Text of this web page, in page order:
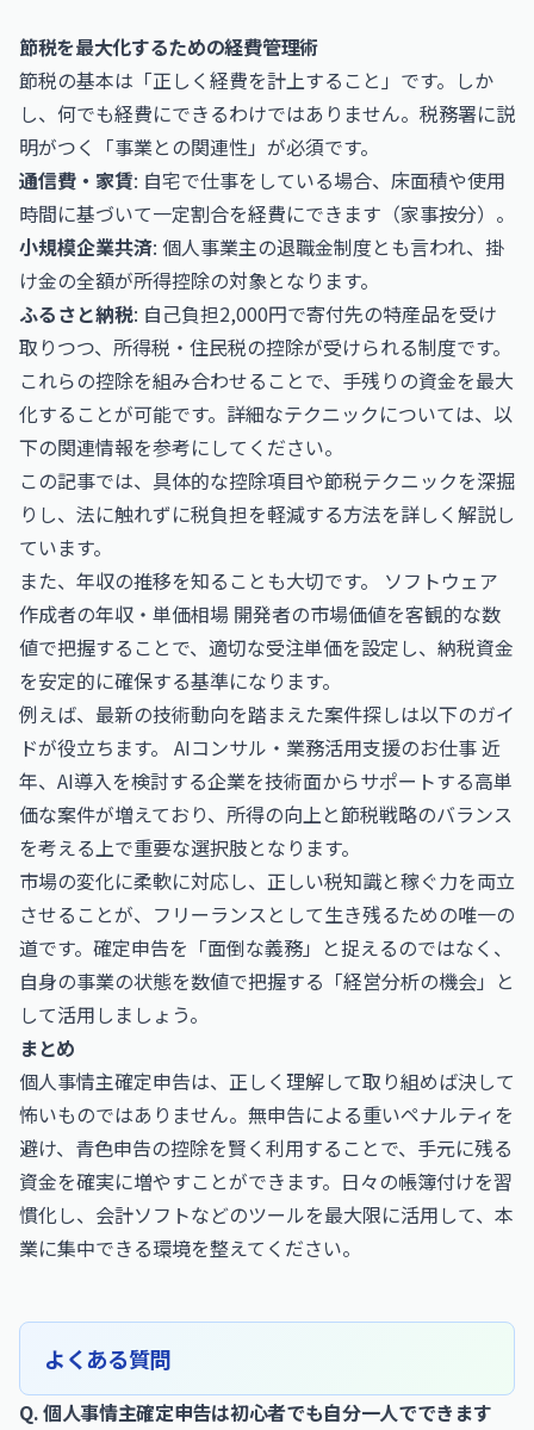
節税を最大化するための経費管理術
節税の基本は「正しく経費を計上すること」です。しか
し、何でも経費にできるわけではありません。税務署に説
明がつく「事業との関連性」が必須です。
通信費・家賃: 自宅で仕事をしている場合、床面積や使用
時間に基づいて一定割合を経費にできます（家事按分）。
小規模企業共済: 個人事業主の退職金制度とも言われ、掛
け金の全額が所得控除の対象となります。
ふるさと納税: 自己負担2,000円で寄付先の特産品を受け
取りつつ、所得税・住民税の控除が受けられる制度です。
これらの控除を組み合わせることで、手残りの資金を最大
化することが可能です。詳細なテクニックについては、以
下の関連情報を参考にしてください。
この記事では、具体的な控除項目や節税テクニックを深掘
りし、法に触れずに税負担を軽減する方法を詳しく解説し
ています。
また、年収の推移を知ることも大切です。 ソフトウェア
作成者の年収・単価相場 開発者の市場価値を客観的な数
値で把握することで、適切な受注単価を設定し、納税資金
を安定的に確保する基準になります。
例えば、最新の技術動向を踏まえた案件探しは以下のガイ
ドが役立ちます。 AIコンサル・業務活用支援のお仕事近
年、AI導入を検討する企業を技術面からサポートする高単
価な案件が増えており、所得の向上と節税戦略のバランス
を考える上で重要な選択肢となります。
市場の変化に柔軟に対応し、正しい税知識と稼ぐ力を両立
させることが、フリーランスとして生き残るための唯一の
道です。確定申告を「面倒な義務」と捉えるのではなく、
自身の事業の状態を数値で把握する「経営分析の機会」と
して活用しましょう。
まとめ
個人事情主確定申告は、正しく理解して取り組めば決して
怖いものではありません。無申告による重いペナルティを
避け、青色申告の控除を賢く利用することで、手元に残る
資金を確実に増やすことができます。日々の帳簿付けを習
慣化し、会計ソフトなどのツールを最大限に活用して、本
業に集中できる環境を整えてください。
よくある質問
Q. 個人事情主確定申告は初心者でも自分一人でできます